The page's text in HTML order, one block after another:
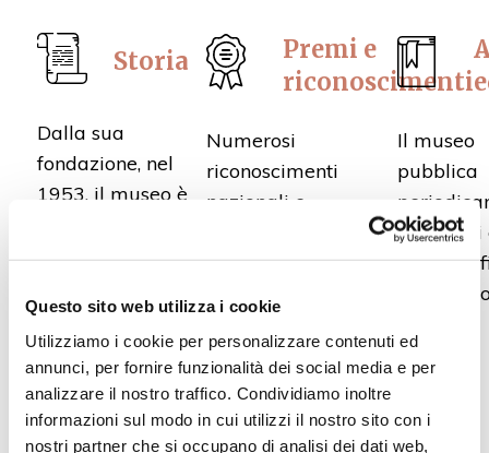
Questo sito web utilizza i cookie
Utilizziamo i cookie per personalizzare contenuti ed
annunci, per fornire funzionalità dei social media e per
analizzare il nostro traffico. Condividiamo inoltre
informazioni sul modo in cui utilizzi il nostro sito con i
nostri partner che si occupano di analisi dei dati web,
Storia
Dalla sua
fondazione, nel
1953, il museo è
della gestione di 8
culturali a Idrija e
Cerkno.
PER SAPERNE DI
PIÙ...
Premi e
riconoscimenti
Numerosi
riconoscimenti
nazionali e
incoronano il
PER SAPERNE DI PIÙ...
Il museo
pubblica
cataloghi
mostre,
biennale
"Idrijski
razgledi"
(Sguardi